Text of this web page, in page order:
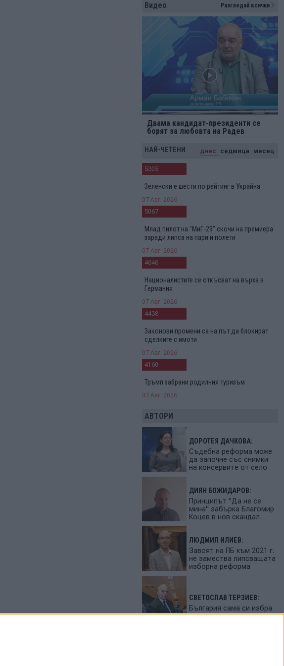
Видео Разгледай всички
Двама кандидат-президенти се
борят за любовта на Радев
НАЙ-ЧЕТЕНИ днес седмица месец
5305
Зеленски е шести по рейтинг в Украйна
07 Авг. 2026
5067
Млад пилот на "МиГ-29" скочи на премиера
заради липса на пари и полети
07 Авг. 2026
4646
Националистите се откъсват на върха в
Германия
07 Авг. 2026
4438
Законови промени са на път да блокират
сделките с имоти
07 Авг. 2026
4160
Тръмп забрани родилния туризъм
07 Авг. 2026
АВТОРИ
ДОРОТЕЯ ДАЧКОВА:
Съдебна реформа може
да започне със снимки
на консервите от село
ДИЯН БОЖИДАРОВ:
Принципът "Да не се
мина" забърка Благомир
Коцев в нов скандал
ЛЮДМИЛ ИЛИЕВ:
Завоят на ПБ към 2021 г.
не замества липсващата
изборна реформа
СВЕТОСЛАВ ТЕРЗИЕВ:
България сама си избра
вредител